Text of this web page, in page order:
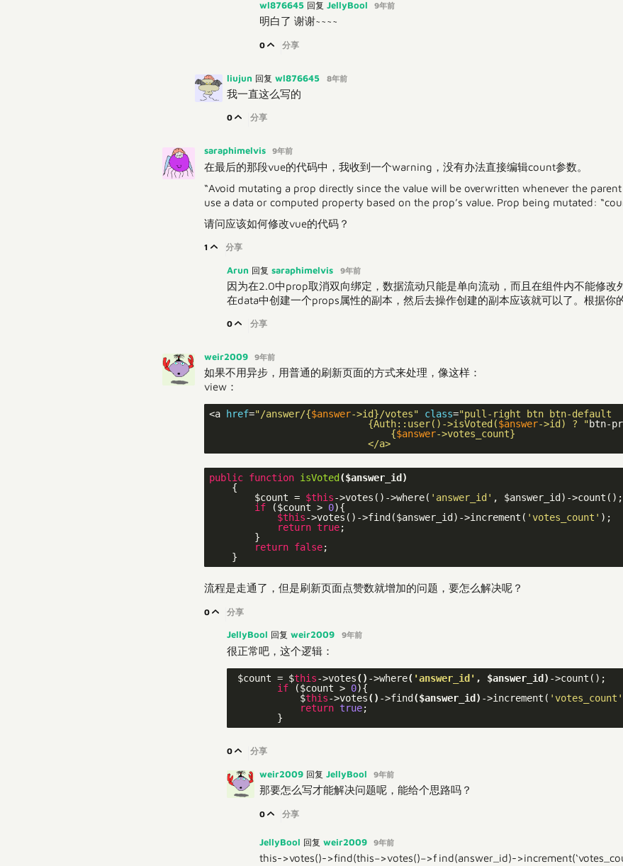
wl876645 回复 JellyBool 9年前
明白了 谢谢~~~~
0 分享
liujun 回复 wl876645 8年前
我一直这么写的
0 分享
saraphimelvis 9年前
在最后的那段vue的代码中，我收到一个warning，没有办法直接编辑count参数。
“Avoid mutating a prop directly since the value will be overwritten whenever the
use a data or computed property based on the prop’s value. Prop being mutated:
请问应该如何修改vue的代码？
1 分享
Arun 回复 saraphimelvis 9年前
因为在2.0中prop取消双向绑定，数据流动只能是单向流动，而且在组件内不能修改
在data中创建一个props属性的副本，然后去操作创建的副本应该就可以了。根据你
0 分享
weir2009 9年前
如果不用异步，用普通的刷新页面的方式来处理，像这样：
view：
<a href="/answer/{$answer->id}/votes" class="pull-right btn btn-default
                            {Auth::user()->isVoted(
$answer->id) ? "btn-
                                {
$answer->votes_count}
                            </a>
public function isVoted ($answer_id)
{
        $count =
$this->votes()->where( 'answer_id' , $answer_id)->count();
if ($count > 0){
$this->votes()->find($answer_id)->increment( 'votes_count' );
return true;
        }
return false;
流程是走通了，但是刷新页面点赞数就增加的问题，要怎么解决呢？
0 分享
JellyBool 回复 weir2009 9年前
很正常吧，这个逻辑：
$count = $this->votes() ->where( 'answer_id' , $answer_id) ->count();
if ($count > 0){
            $
this->votes() ->find ($answer_id) ->increment( 'votes_count'
return true;
0 分享
weir2009 回复 JellyBool 9年前
那要怎么写才能解决问题呢，能给个思路吗？
0 分享
JellyBool 回复 weir2009 9年前
this->votes()->find(this−>votes()−>f ind(answer_id)-